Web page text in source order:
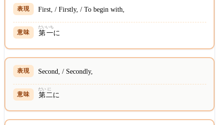
First, / Firstly, / To begin with,
第
だい
一
いち
に
Second, / Secondly,
第
だい
二
に
に